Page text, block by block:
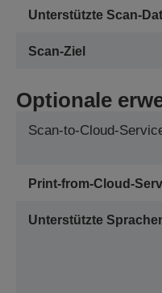
Unterstützte Scan-
Scan-Ziel
Optionale
Scan-to-Cloud-
Print-from-Cloud-
Unterstützte